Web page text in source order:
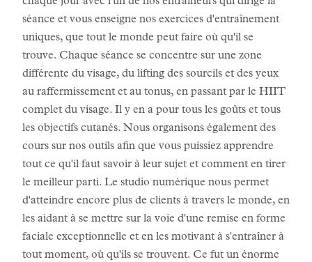
séance et vous enseigne nos exercices d'entraînement
uniques, que tout le monde peut faire où qu'il se
trouve. Chaque séance se concentre sur une zone
différente du visage, du lifting des sourcils et des yeux
au raffermissement et au tonus, en passant par le HIIT
complet du visage. Il y en a pour tous les goûts et tous
les objectifs cutanés. Nous organisons également des
cours sur nos outils afin que vous puissiez apprendre
tout ce qu'il faut savoir à leur sujet et comment en tirer
le meilleur parti. Le studio numérique nous permet
d'atteindre encore plus de clients à travers le monde, en
les aidant à se mettre sur la voie d'une remise en forme
faciale exceptionnelle et en les motivant à s'entraîner à
tout moment, où qu'ils se trouvent. Ce fut un énorme